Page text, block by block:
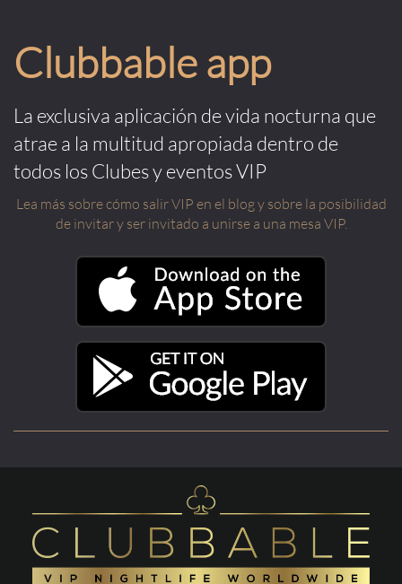
Clubbable app
La exclusiva aplicación de vida nocturna que
atrae a la multitud apropiada dentro de
todos los Clubes y eventos VIP
Lea más sobre cómo salir VIP en el blog y sobre la posibilidad
de invitar y ser invitado a unirse a una mesa VIP.